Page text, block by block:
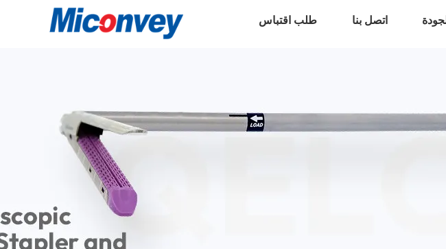
اتصل بنا طلب اقتباس